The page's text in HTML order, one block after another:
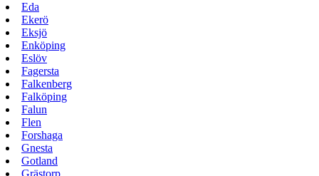
Eda
Ekerö
Eksjö
Enköping
Eslöv
Fagersta
Falkenberg
Falköping
Falun
Flen
Forshaga
Gnesta
Gotland
Grästorp